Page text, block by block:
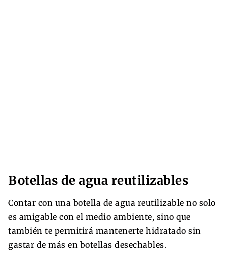
Botellas de agua reutilizables
Contar con una botella de agua reutilizable no solo
es amigable con el medio ambiente, sino que
también te permitirá mantenerte hidratado sin
gastar de más en botellas desechables.